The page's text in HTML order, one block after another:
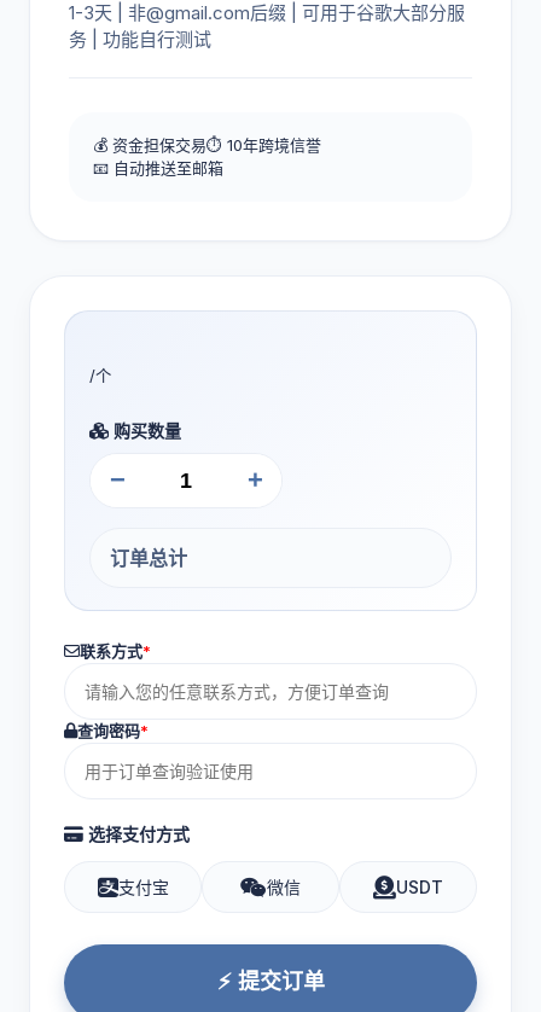
1-3天 | 非@gmail.com后缀 | 可用于谷歌大部分服
务 | 功能自行测试
💰 资金担保交易⏱️ 10年跨境信誉
📧 自动推送至邮箱
/个
购买数量
− +
订单总计
联系方式*
查询密码*
选择支付方式
支付宝 微信 USDT
⚡ 提交订单